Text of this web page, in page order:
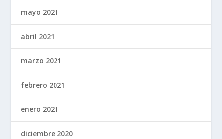
mayo 2021
abril 2021
marzo 2021
febrero 2021
enero 2021
diciembre 2020